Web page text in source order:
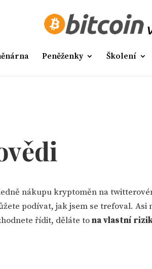
Peněženky Školení
nákupu kryptoměn na
podívat, jak jsem se trefoval. Asi
řídit, děláte tona vlastní